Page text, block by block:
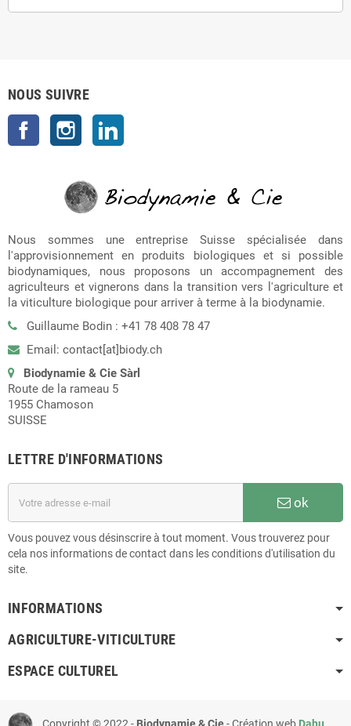
NOUS SUIVRE
Facebook Instagram
Nous sommes une entreprise Suisse spécialisée dans
l'approvisionnement en produits biologiques et si possible
biodynamiques, nous proposons un accompagnement des
agriculteurs et vignerons dans la transition vers l'agriculture et
la viticulture biologique pour arriver à terme à la biodynamie.
Guillaume Bodin : +41 78 408 78 47
Email: contact[at]biody.ch
Biodynamie & Cie Sàrl
Route de la rameau 5
1955 Chamoson
SUISSE
LETTRE D'INFORMATIONS
ok
Vous pouvez vous désinscrire à tout moment. Vous trouverez pour
cela nos informations de contact dans les conditions d'utilisation du
site.
INFORMATIONS
AGRICULTURE-VITICULTURE
ESPACE CULTUREL
Copyright © 2022 - Biodynamie & Cie- Création web Dahu